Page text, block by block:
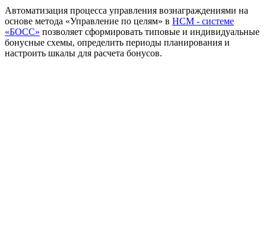
Автоматизация процесса управления вознаграждениями на
основе метода «Управление по целям» в HCM - системе
«БОСС» позволяет сформировать типовые и индивидуальные
бонусные схемы, определить периоды планирования и
настроить шкалы для расчета бонусов.